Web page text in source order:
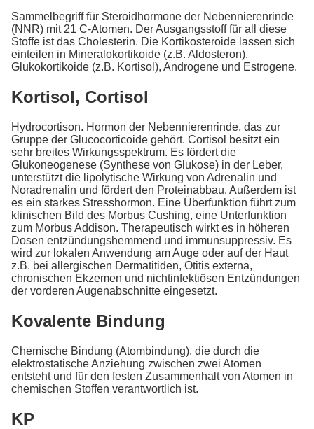
Sammelbegriff für Steroidhormone der Nebennierenrinde
(NNR) mit 21 C-Atomen. Der Ausgangsstoff für all diese
Stoffe ist das Cholesterin. Die Kortikosteroide lassen sich
einteilen in Mineralokortikoide (z.B. Aldosteron),
Glukokortikoide (z.B. Kortisol), Androgene und Estrogene.
Kortisol, Cortisol
Hydrocortison. Hormon der Nebennierenrinde, das zur
Gruppe der Glucocorticoide gehört. Cortisol besitzt ein
sehr breites Wirkungsspektrum. Es fördert die
Glukoneogenese (Synthese von Glukose) in der Leber,
unterstützt die lipolytische Wirkung von Adrenalin und
Noradrenalin und fördert den Proteinabbau. Außerdem ist
es ein starkes Stresshormon. Eine Überfunktion führt zum
klinischen Bild des Morbus Cushing, eine Unterfunktion
zum Morbus Addison. Therapeutisch wirkt es in höheren
Dosen entzündungshemmend und immunsuppressiv. Es
wird zur lokalen Anwendung am Auge oder auf der Haut
z.B. bei allergischen Dermatitiden, Otitis externa,
chronischen Ekzemen und nichtinfektiösen Entzündungen
der vorderen Augenabschnitte eingesetzt.
Kovalente Bindung
Chemische Bindung (Atombindung), die durch die
elektrostatische Anziehung zwischen zwei Atomen
entsteht und für den festen Zusammenhalt von Atomen in
chemischen Stoffen verantwortlich ist.
KP